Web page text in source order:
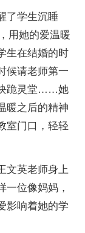
了学生沉睡
用她的爱温暖
生在结婚的时
候请老师第一
跪灵堂……她
暖之后的精神
室门口，轻轻
文英老师身上
一位像妈妈，
影响着她的学